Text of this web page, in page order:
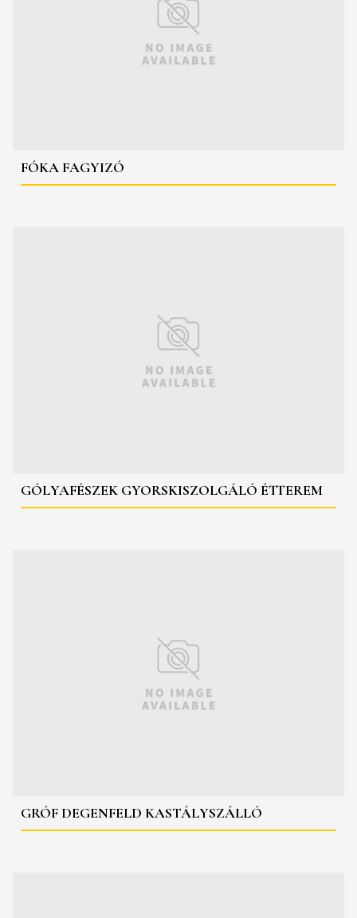
FÓKA FAGYIZÓ
GÓLYAFÉSZEK GYORSKISZOLGÁLÓ ÉTTEREM
GRÓF DEGENFELD KASTÁLYSZÁLLÓ